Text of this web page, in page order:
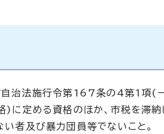
自治法施行令第167条の4第1項
)に定める資格のほか、市税を滞
者及び暴力団員等でないこと。